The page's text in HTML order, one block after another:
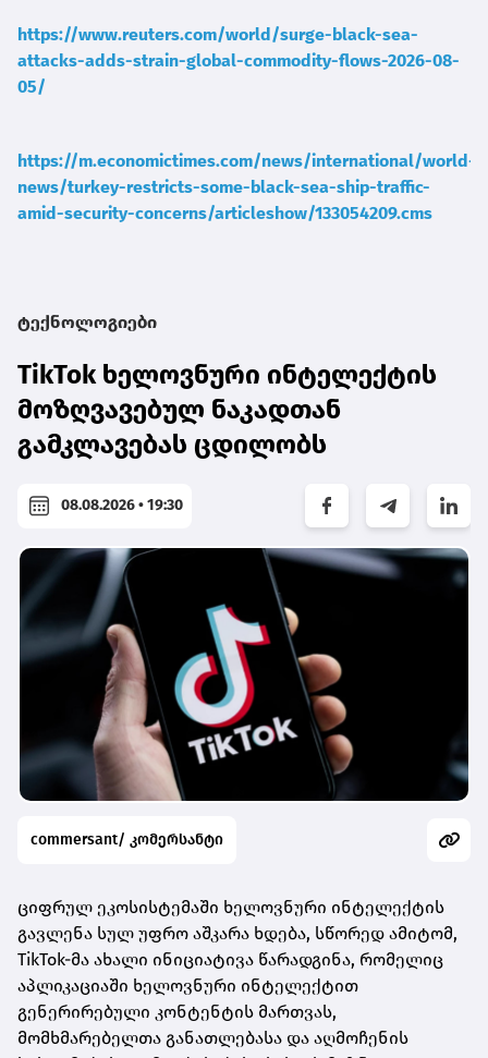
https://www.reuters.com/world/surge-black-sea-
attacks-adds-strain-global-commodity-flows-2026-08-
05/
https://m.economictimes.com/news/international/world-
news/turkey-restricts-some-black-sea-ship-traffic-
amid-security-concerns/articleshow/133054209.cms
ტექნოლოგიები
TikTok ხელოვნური ინტელექტის
მოზღვავებულ ნაკადთან
გამკლავებას ცდილობს
08.08.2026 • 19:30
commersant/ კომერსანტი
ციფრულ ეკოსისტემაში ხელოვნური ინტელექტის
გავლენა სულ უფრო აშკარა ხდება, სწორედ ამიტომ,
TikTok-მა ახალი ინიციატივა წარადგინა, რომელიც
აპლიკაციაში ხელოვნური ინტელექტით
გენერირებული კონტენტის მართვას,
მომხმარებელთა განათლებასა და აღმოჩენის